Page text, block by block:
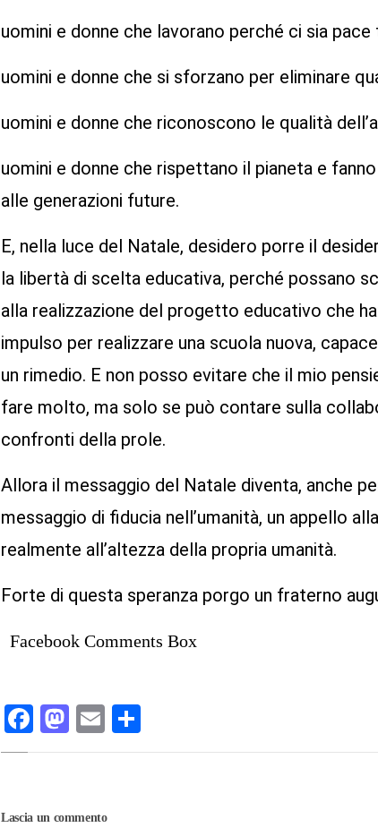
uomini e donne che lavorano perché ci sia
uomini e donne che si sforzano per eliminare
uomini e donne che riconoscono le qualità
uomini e donne che rispettano il pianeta e
alle generazioni future.
E, nella luce del Natale, desidero porre il
la libertà di scelta educativa, perché possano
alla realizzazione del progetto educativo che
impulso per realizzare una scuola nuova,
un rimedio. E non posso evitare che il mio
fare molto, ma solo se può contare sulla
confronti della prole.
Allora il messaggio del Natale diventa, anche
messaggio di fiducia nell’umanità, un appello
realmente all’altezza della propria umanità.
Forte di questa speranza porgo un fraterno
Facebook Comments Box
Facebook
Mastodon
Email
Lascia un commento